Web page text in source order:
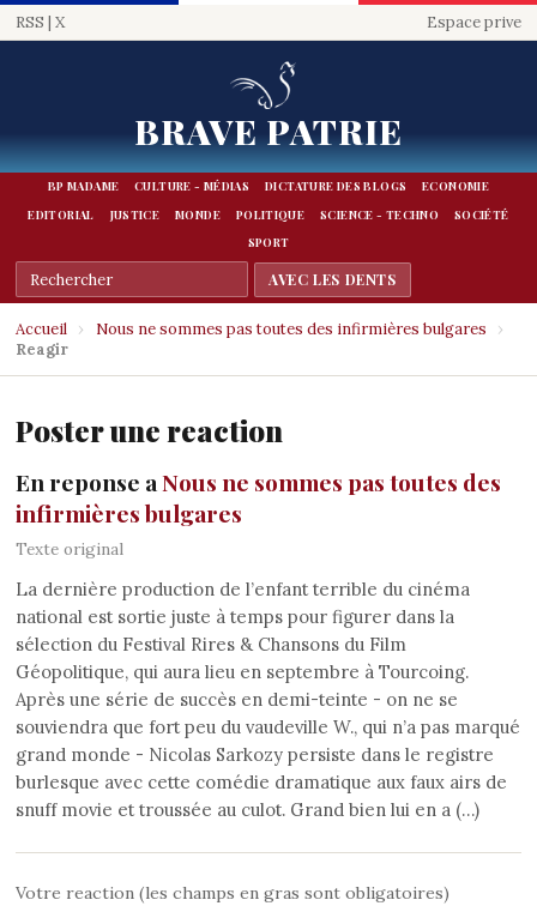
RSS | X Espace prive
BRAVE PATRIE
BP MADAME CULTURE - MÉDIAS DICTATURE DES BLOGS
ECONOMIE
EDITORIAL
JUSTICE MONDE POLITIQUE SCIENCE - TECHNO
SOCIÉTÉ
SPORT
Accueil › Nous ne sommes pas toutes des infirmières bulgares
›
Reagir
Poster une reaction
En reponse aNous ne sommes pas toutes des
infirmières bulgares
Texte original
La dernière production de l’enfant terrible du cinéma
national est sortie juste à temps pour figurer dans la
sélection du Festival Rires & Chansons du Film
Géopolitique, qui aura lieu en septembre à Tourcoing.
Après une série de succès en demi-teinte - on ne se
souviendra que fort peu du vaudeville W., qui n’a pas marqué
grand monde - Nicolas Sarkozy persiste dans le registre
burlesque avec cette comédie dramatique aux faux airs de
snuff movie et troussée au culot. Grand bien lui en a (…)
Votre reaction (les champs en gras sont obligatoires)